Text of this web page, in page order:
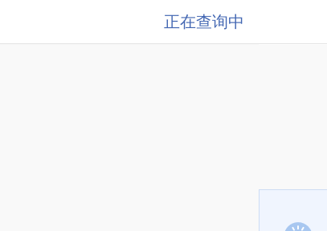
正在查询中